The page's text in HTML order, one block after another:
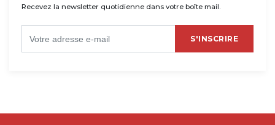
Recevez la newsletter quotidienne dans votre boîte mail.
S'INSCRIRE